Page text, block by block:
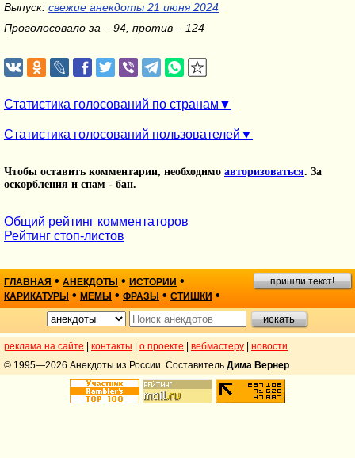
Выпуск: свежие анекдоты 21 июня 2024
Проголосовало за – 94, против – 124
Статистика голосований по странам
Статистика голосований пользователей
Чтобы оставить комментарии, необходимо авторизоваться. За
оскорбления и спам - бан.
Общий рейтинг комментаторов
Рейтинг стоп-листов
ГЛАВНАЯ • АНЕКДОТЫ • ИСТОРИИ •
КАРИКАТУРЫ • МЕМЫ • ФРАЗЫ • СТИШКИ •
пришли текст!
реклама на сайте контакты о проекте вебмастеру
новости
© 1995—2026 Анекдоты из России. Составитель Дима Вернер